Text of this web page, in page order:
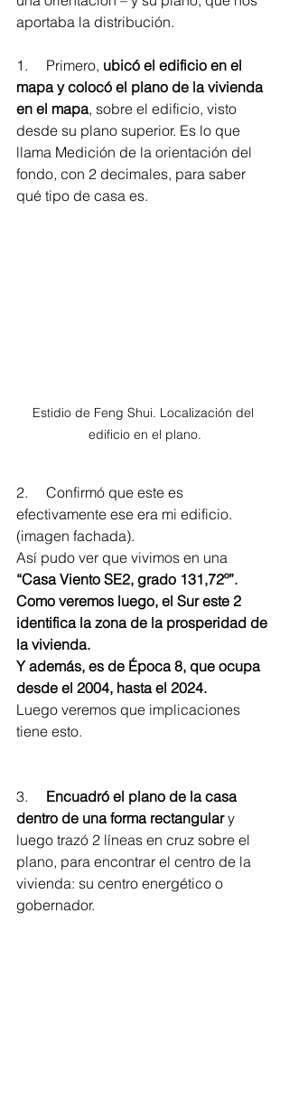
aportaba la distribución.
1.     Primero, ubicó el edificio en el
mapa y colocó el plano de la vivienda
en el mapa, sobre el edificio, visto
desde su plano superior. Es lo que
llama Medición de la orientación del
fondo, con 2 decimales, para saber
qué tipo de casa es.
Estidio de Feng Shui. Localización del
edificio en el plano.
2.     Confirmó que este es
efectivamente ese era mi edificio.
(imagen fachada).
Así pudo ver que vivimos en una
“Casa Viento SE2, grado 131,72º”.
Como veremos luego, el Sur este 2
identifica la zona de la prosperidad de
la vivienda.
Y además, es de Época 8, que ocupa
desde el 2004, hasta el 2024.
Luego veremos que implicaciones
tiene esto.
3. Encuadró el plano de la casa
dentro de una forma rectangular y
luego trazó 2 líneas en cruz sobre el
plano, para encontrar el centro de la
vivienda: su centro energético o
gobernador.